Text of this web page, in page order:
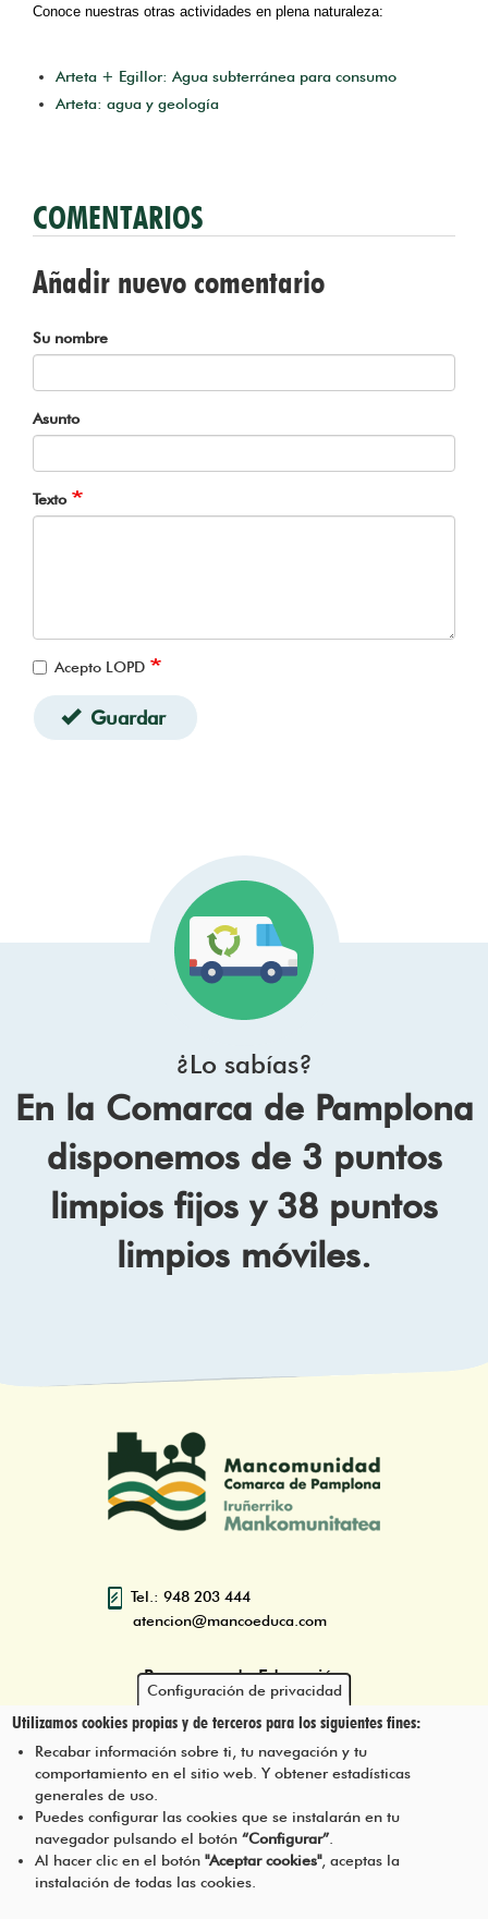
Conoce nuestras otras actividades en plena naturaleza:
Arteta + Egillor: Agua subterránea para consumo
Arteta: agua y geología
COMENTARIOS
Añadir nuevo comentario
Su nombre
Asunto
Texto
Acepto LOPD
Guardar
¿Lo sabías?
En la Comarca de Pamplona
disponemos de 3 puntos
limpios fijos y 38 puntos
limpios móviles.
Tel.: 948 203 444
atencion@mancoeduca.com
Programa de Educación
Ambiental Escolar de la
Mancomunidad de la Comarca
de Pamplona
Pie
Menú
CONTÁCTANOS
Configuración de privacidad
Utilizamos cookies propias y de terceros para los siguientes fines:
Recabar información sobre ti, tu navegación y tu
comportamiento en el sitio web. Y obtener estadísticas
generales de uso.
Puedes configurar las cookies que se instalarán en tu
navegador pulsando el botón“Configurar”
Al hacer clic en el botón"Aceptar cookies", aceptas la
instalación de todas las cookies.